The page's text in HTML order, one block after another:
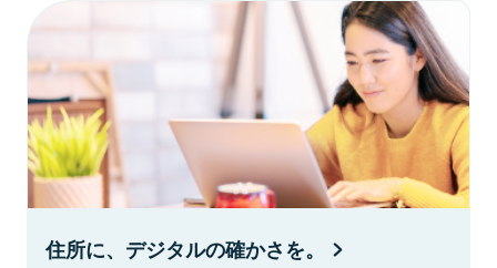
住所に、デジタルの確かさを。